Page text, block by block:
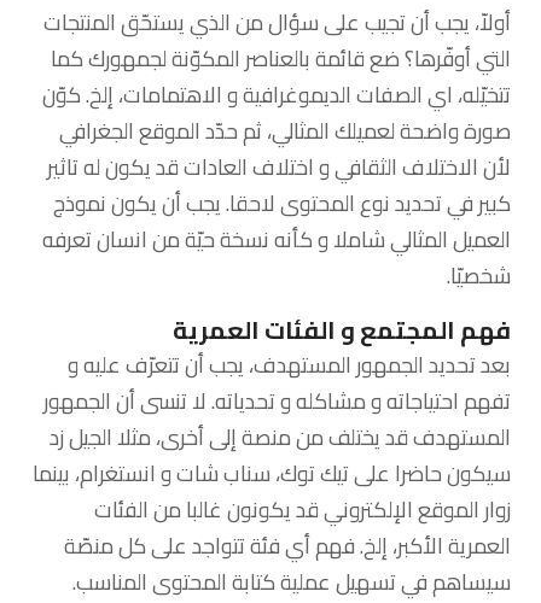
أولاّ، يجب أن تجيب على سؤال من الذي يستحّق المنتجات
التي أوفّرها؟ ضع قائمة بالعناصر المكوّنة لجمهورك كما
تتخيّله، اي الصفات الديموغرافية و الاهتمامات، إلخ. كوّن
صورة واضحة لعميلك المثالي، ثم حدّد الموقع الجغرافي
لأن الاختلاف الثقافي و اختلاف العادات قد يكون له تاثير
كبير في تحديد نوع المحتوى لاحقا. يجب أن يكون نموذج
العميل المثالي شاملا و كأنه نسخة حيّة من انسان تعرفه
شخصيّا.
فهم المجتمع و الفئات العمرية
بعد تحديد الجمهور المستهدف، يجب أن تتعرّف عليه و
تفهم احتياجاته و مشاكله و تحدياته. لا تنسى أن الجمهور
المستهدف قد يختلف من منصة إلى أخرى، مثلا الجيل زد
سيكون حاضرا على تيك توك، سناب شات و انستغرام، بينما
زوار الموقع الإلكتروني قد يكونون غالبا من الفئات
العمرية الأكبر، إلخ. فهم أي فئة تتواجد على كل منصّة
سيساهم في تسهيل عملية كتابة المحتوى المناسب.